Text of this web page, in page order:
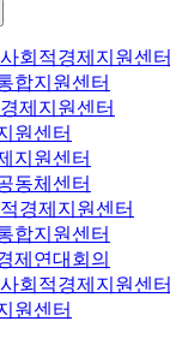
회적경제지원센터
합지원센터
제지원센터
원센터
지원센터
동체센터
경제지원센터
합지원센터
제연대회의
회적경제지원센터
원센터